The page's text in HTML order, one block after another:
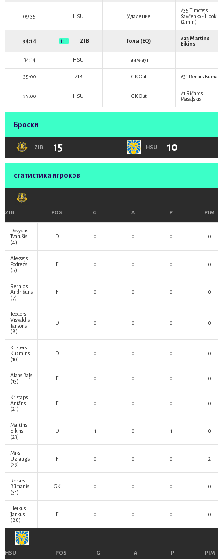
09:35 HSU Удаление
#35 Timofejs
Savčenko-
(2 min)
34:14 1 : 1 ZIB Голы (EQ) #23Martins
Eikins
34:14 HSU Тайм-аут
35:00 ZIB GK Out #31 Renārs
35:00 HSU GK Out #1 Ričards
Masaļskis
Броски
ZIB 15 HSU 10
статистика игроков
ZIB POS G A P PIM
Dovydas
Tvarušis
(4)
D 0 0 0 0
Aleksejs
Podrezs
(5)
F 0 0 0 0
Renalds
Andrišūns
(7)
F 0 0 0 0
Teodors
Visvaldis
Jansons
(8)
D 0 0 0 0
Kristers
Kuzmins
(10)
D 0 0 0 0
Alans Baļs
(13)
F 0 0 0 0
Kristaps
Antāns
(21)
F 0 0 0 0
Martins
Eikins
(23)
D 1 0 1 0
Miks
Uzraugs
(29)
F 0 0 0 2
Renārs
Būmanis
(31)
GK 0 0 0 0
Herkus
Jankus
(88)
F 0 0 0 0
HSU POS G A P PIM